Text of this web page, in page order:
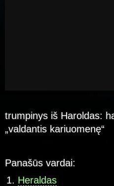
trumpinys iš Haroldas:
„valdantis kariuomenę“
Panašūs vardai:
Heraldas